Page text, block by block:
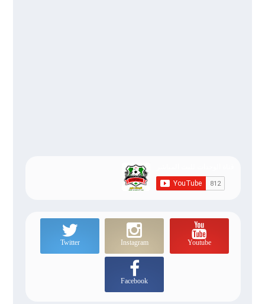
Youtube
Instagram
Twitter
Facebook